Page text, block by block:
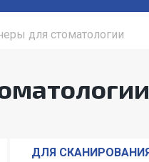
для стоматологии
ДЛЯ